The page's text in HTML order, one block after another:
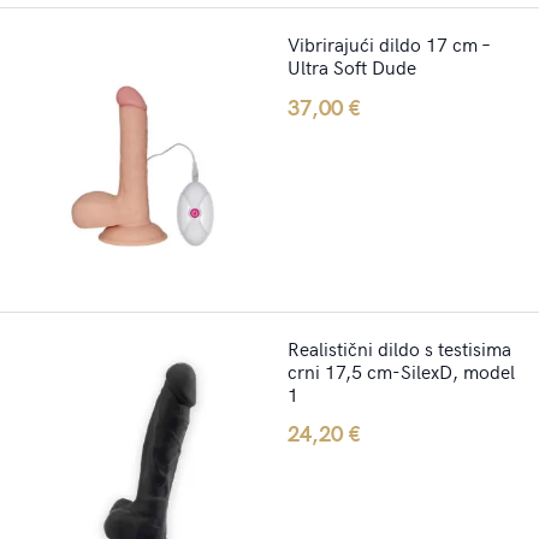
Vibrirajući dildo 17 cm –
Ultra Soft Dude
37,00€
Realistični dildo s testisima
crni 17,5 cm-SilexD, model
1
24,20€